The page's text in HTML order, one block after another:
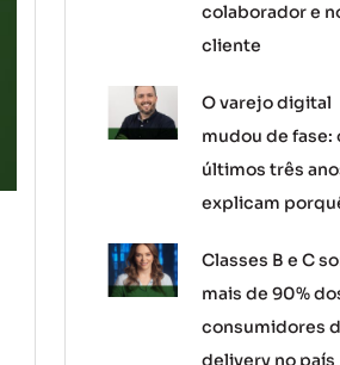
colaborador e
cliente
O varejo digital
mudou de fase:
últimos três
explicam
Classes B e C
mais de 90%
consumidores
delivery no país